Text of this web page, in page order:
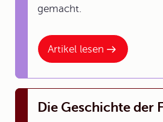
Artikel lesen
gemacht.
Die Geschichte der